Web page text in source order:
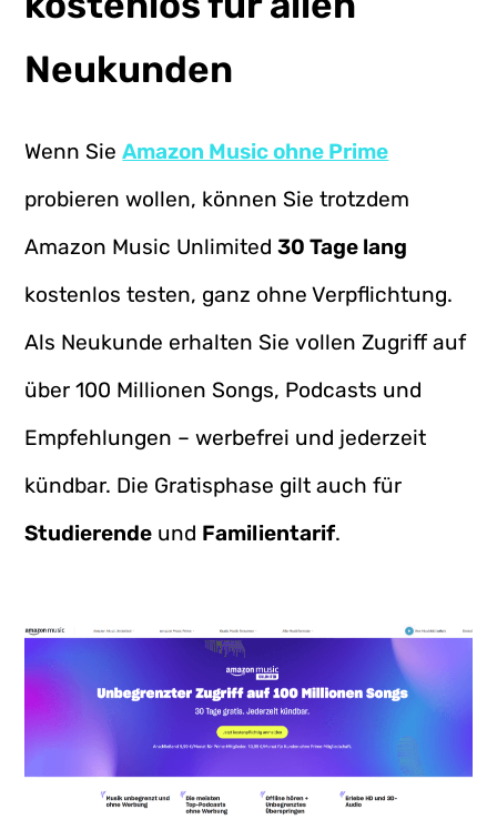
Neukunden
Wenn SieAmazon Music ohne Prime
probieren wollen, können Sie trotzdem
Amazon Music Unlimited30 Tage lang
kostenlos testen, ganz ohne Verpflichtung.
Als Neukunde erhalten Sie vollen Zugriff auf
über 100 Millionen Songs, Podcasts und
Empfehlungen – werbefrei und jederzeit
kündbar. Die Gratisphase gilt auch für
Studierende und Familientarif.